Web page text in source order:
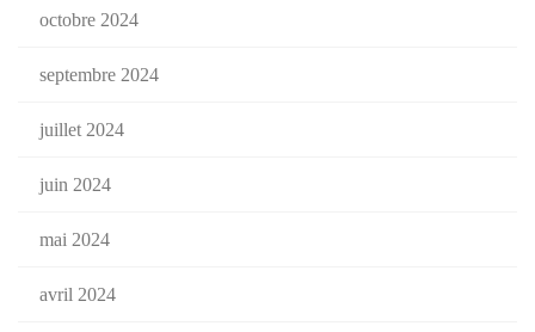
octobre 2024
septembre 2024
juillet 2024
juin 2024
mai 2024
avril 2024